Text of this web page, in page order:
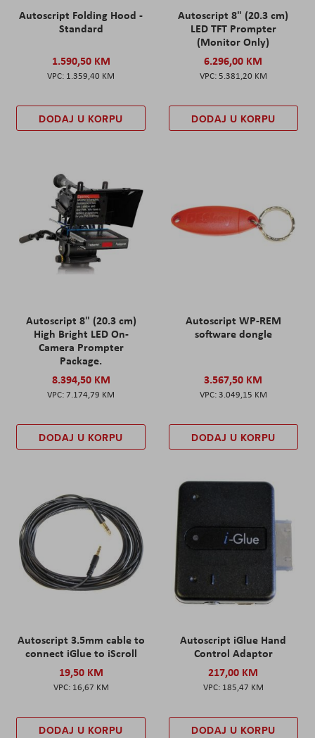
Autoscript Folding Hood -
Standard
1.590,50 KM
1.359,40 KM
DODAJ U KORPU
Autoscript 8" (20.3 cm)
LED TFT Prompter
(Monitor Only)
6.296,00 KM
5.381,20 KM
DODAJ U KORPU
Autoscript 8" (20.3 cm)
High Bright LED On-
Camera Prompter
Package.
8.394,50 KM
7.174,79 KM
DODAJ U KORPU
Autoscript WP-REM
software dongle
3.567,50 KM
3.049,15 KM
DODAJ U KORPU
Autoscript 3.5mm cable to
connect iGlue to iScroll
19,50 KM
16,67 KM
DODAJ U KORPU
Autoscript iGlue Hand
Control Adaptor
217,00 KM
185,47 KM
DODAJ U KORPU